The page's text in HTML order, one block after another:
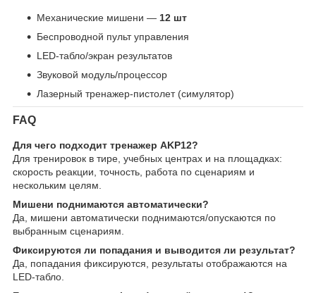
Механические мишени — 12 шт
Беспроводной пульт управления
LED-табло/экран результатов
Звуковой модуль/процессор
Лазерный тренажер-пистолет (симулятор)
FAQ
Для чего подходит тренажер AKP12?
Для тренировок в тире, учебных центрах и на площадках:
скорость реакции, точность, работа по сценариям и
нескольким целям.
Мишени поднимаются автоматически?
Да, мишени автоматически поднимаются/опускаются по
выбранным сценариям.
Фиксируются ли попадания и выводится ли результат?
Да, попадания фиксируются, результаты отображаются на
LED-табло.